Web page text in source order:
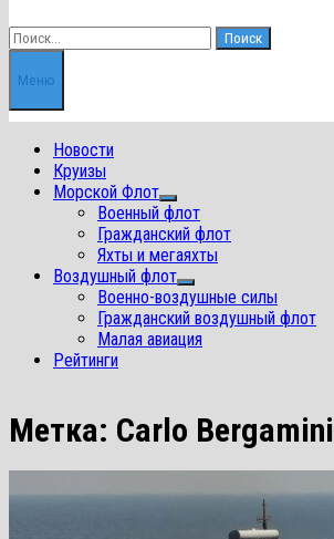
Найти:
Меню
Новости
Круизы
Морской Флот
Показать
подменю
Военный флот
Гражданский флот
Яхты и мегаяхты
Воздушный флот
Показать
подменю
Военно-воздушные силы
Гражданский воздушный флот
Малая авиация
Рейтинги
Метка: Carlo Bergamini